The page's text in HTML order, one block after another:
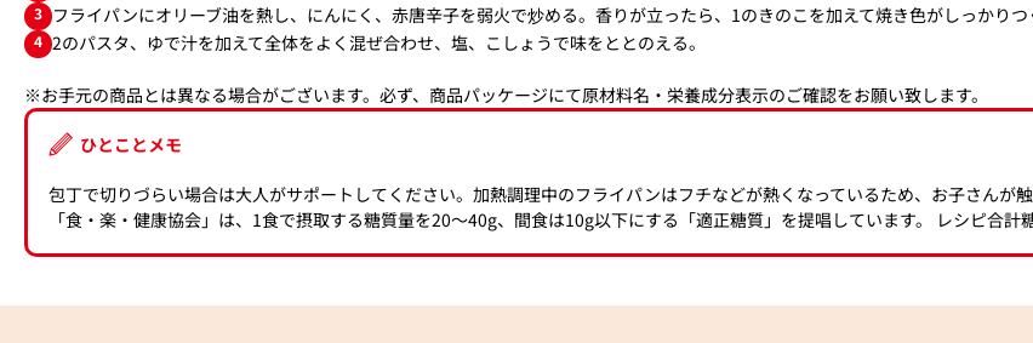
3 フライパンにオリーブ油を熱し、にんにく、赤唐辛子を弱火で炒める。香りが立ったら、1のきのこを加えて焼き色がしっかりつ
4 2のパスタ、ゆで汁を加えて全体をよく混ぜ合わせ、塩、こしょうで味をととのえる。
※お手元の商品とは異なる場合がございます。必ず、商品パッケージにて原材料名・栄養成分表示のご確認をお願い致します。
ひとことメモ
包丁で切りづらい場合は大人がサポートしてください。加熱調理中のフライパンはフチなどが熱くなっているため、お子さんが
「食・楽・健康協会」は、1食で摂取する糖質量を20〜40g、間食は10g以下にする「適正糖質」を提唱しています。 レシピ合計